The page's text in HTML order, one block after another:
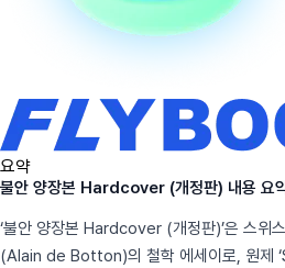
요약
불안 양장본 Hardcover (개정판) 내용 요
‘불안 양장본 Hardcover (개정판)’은 스위
(Alain de Botton)의 철학 에세이로, 원